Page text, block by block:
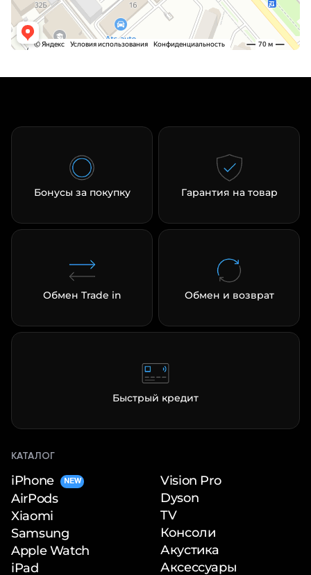
Бонусы за покупку Гарантия на товар
Обмен Trade in Обмен и возврат
Быстрый кредит
КАТАЛОГ
iPhone NEW
AirPods
Xiaomi
Samsung
Apple Watch
iPad
Vision Pro
Dyson
TV
Консоли
Акустика
Аксессуары